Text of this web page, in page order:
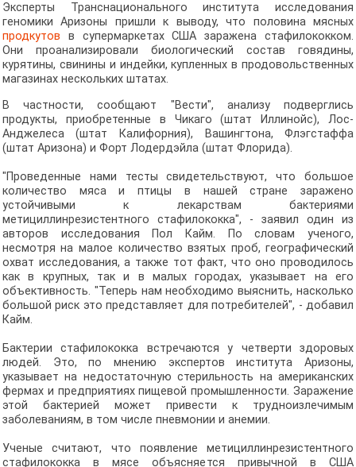
Эксперты Транснационального института исследования
геномики Аризоны пришли к выводу, что половина мясных
продкутов в супермаркетах США заражена стафилококком.
Они проанализировали биологический состав говядины,
курятины, свинины и индейки, купленных в продовольственных
магазинах нескольких штатах.
В частности, сообщают "Вести", анализу подверглись
продукты, приобретенные в Чикаго (штат Иллинойс), Лос-
Анджелеса (штат Калифорния), Вашингтона, Флэгстаффа
(штат Аризона) и Форт Лодердэйла (штат Флорида).
"Проведенные нами тесты свидетельствуют, что большое
количество мяса и птицы в нашей стране заражено
устойчивыми к лекарствам бактериями
метициллинрезистентного стафилококка", - заявил один из
авторов исследования Пол Кайм. По словам ученого,
несмотря на малое количество взятых проб, географический
охват исследования, а также тот факт, что оно проводилось
как в крупных, так и в малых городах, указывает на его
объективность. "Теперь нам необходимо выяснить, насколько
большой риск это представляет для потребителей", - добавил
Кайм.
Бактерии стафилококка встречаются у четверти здоровых
людей. Это, по мнению экспертов института Аризоны,
указывает на недостаточную стерильность на американских
фермах и предприятиях пищевой промышленности. Заражение
этой бактерией может привести к трудноизлечимым
заболеваниям, в том числе пневмонии и анемии.
Ученые считают, что появление метициллинрезистентного
стафилококка в мясе объясняется привычной в США